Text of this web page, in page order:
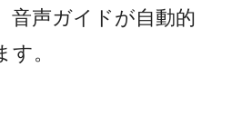
音声ガイドが自動的
。